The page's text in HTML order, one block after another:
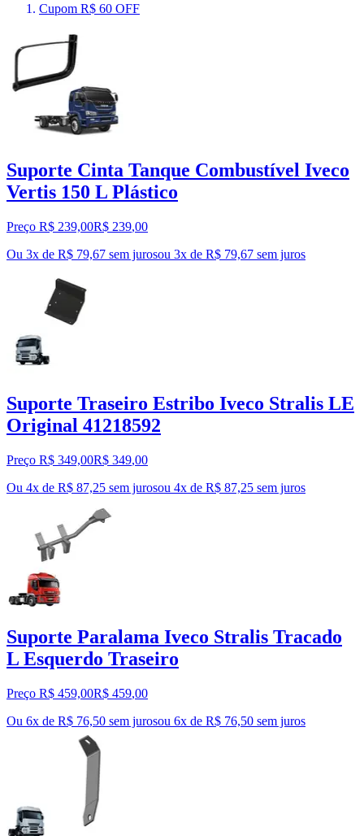
Cupom R$ 60 OFF
Suporte Cinta Tanque Combustível Iveco
Vertis 150 L Plástico
Preço R$ 239,00R$ 239,00
Ou 3x de R$ 79,67 sem jurosou 3x de R$ 79,67 sem juros
Suporte Traseiro Estribo Iveco Stralis LE
Original 41218592
Preço R$ 349,00R$ 349,00
Ou 4x de R$ 87,25 sem jurosou 4x de R$ 87,25 sem juros
Suporte Paralama Iveco Stralis Tracado
L Esquerdo Traseiro
Preço R$ 459,00R$ 459,00
Ou 6x de R$ 76,50 sem jurosou 6x de R$ 76,50 sem juros